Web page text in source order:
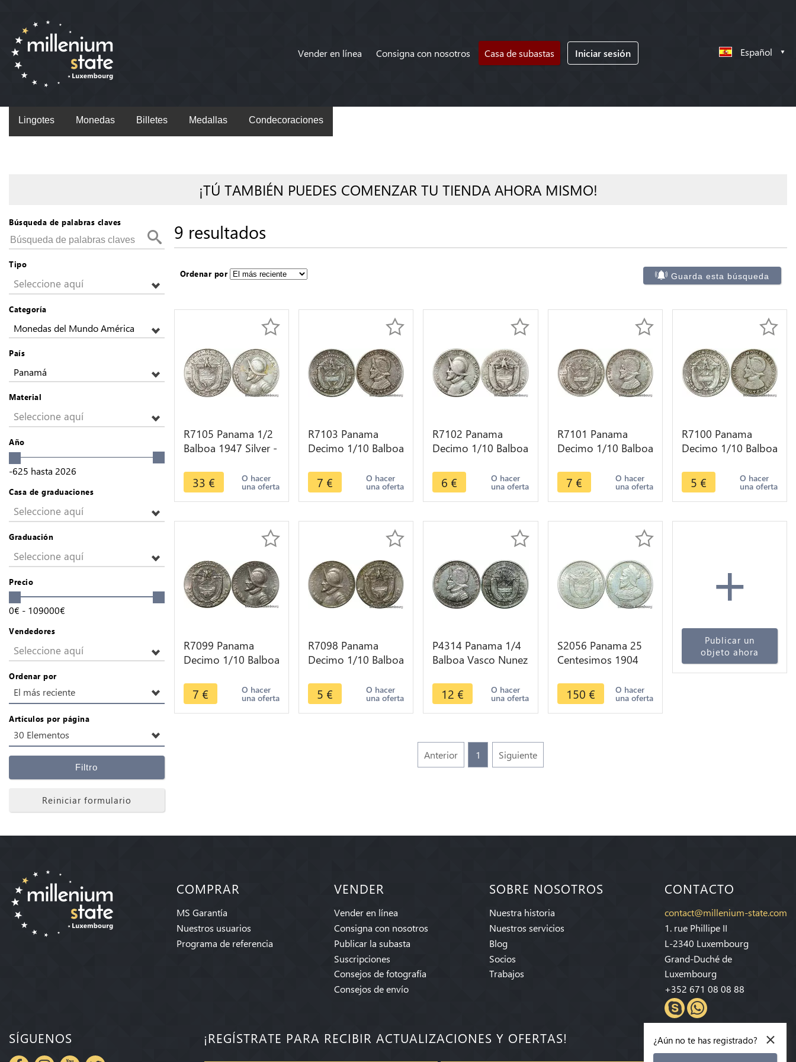
Vender en línea Consigna con nosotros Casa de subastas Iniciar sesión Español
Lingotes Monedas Billetes Medallas Condecoraciones
¡TÚ TAMBIÉN PUEDES COMENZAR TU TIENDA AHORA MISMO!
Búsqueda de palabras claves
Tipo
Seleccione aquí
Categoría
Monedas del Mundo América
País
Panamá
Material
Seleccione aquí
Año
-625 hasta 2026
Casa de graduaciones
Seleccione aquí
Graduación
Seleccione aquí
Precio
0€ - 109000€
Vendedores
Seleccione aquí
Ordenar por
El más reciente
Artículos por página
30 Elementos
Filtro
Reiniciar formulario
9 resultados
Ordenar por Guarda esta búsqueda
R7105 Panama 1/2
Balboa 1947 Silver -
33 € O hacer
una oferta
R7103 Panama
Decimo 1/10 Balboa
Make offer
7 € O hacer
una oferta
R7102 Panama
Decimo 1/10 Balboa
offer
6 € O hacer
una oferta
R7101 Panama
Decimo 1/10 Balboa
Make offer
7 € O hacer
una oferta
R7100 Panama
Decimo 1/10 Balboa
offer
5 € O hacer
una oferta
R7099 Panama
Decimo 1/10 Balboa
offer
7 € O hacer
una oferta
R7098 Panama
Decimo 1/10 Balboa
5 € O hacer
una oferta
P4314 Panama 1/4
Balboa Vasco Nunez
offer
12 € O hacer
una oferta
S2056 Panama 25
Centesimos 1904
->Make offer
150 € O hacer
una oferta
+
Publicar un
objeto ahora
Anterior 1 Siguiente
COMPRAR
MS Garantía
Nuestros usuarios
Programa de referencia
VENDER
Vender en línea
Consigna con nosotros
Publicar la subasta
Suscripciones
Consejos de fotografía
Consejos de envío
SOBRE NOSOTROS
Nuestra historia
Nuestros servicios
Blog
Socios
Trabajos
CONTACTO
contact@millenium-state.com
1. rue Phillipe II
L-2340 Luxembourg
Grand-Duché de
Luxembourg
+352 671 08 08 88
SÍGUENOS ¡REGÍSTRATE PARA RECIBIR ACTUALIZACIONES Y OFERTAS! ×
¿Aún no te has registrado?